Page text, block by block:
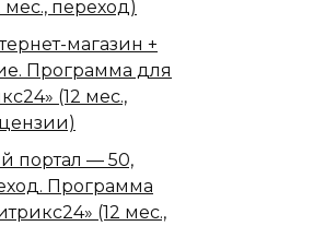
мес., переход)
магазин +
Программа для
(12 мес.,
портал — 50,
Программа
(12 мес.,